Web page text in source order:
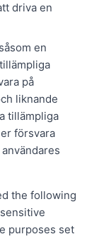
driva en
en
på
liknande
tillämpliga
försvara
the following
purposes set